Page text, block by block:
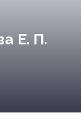
Е. П.